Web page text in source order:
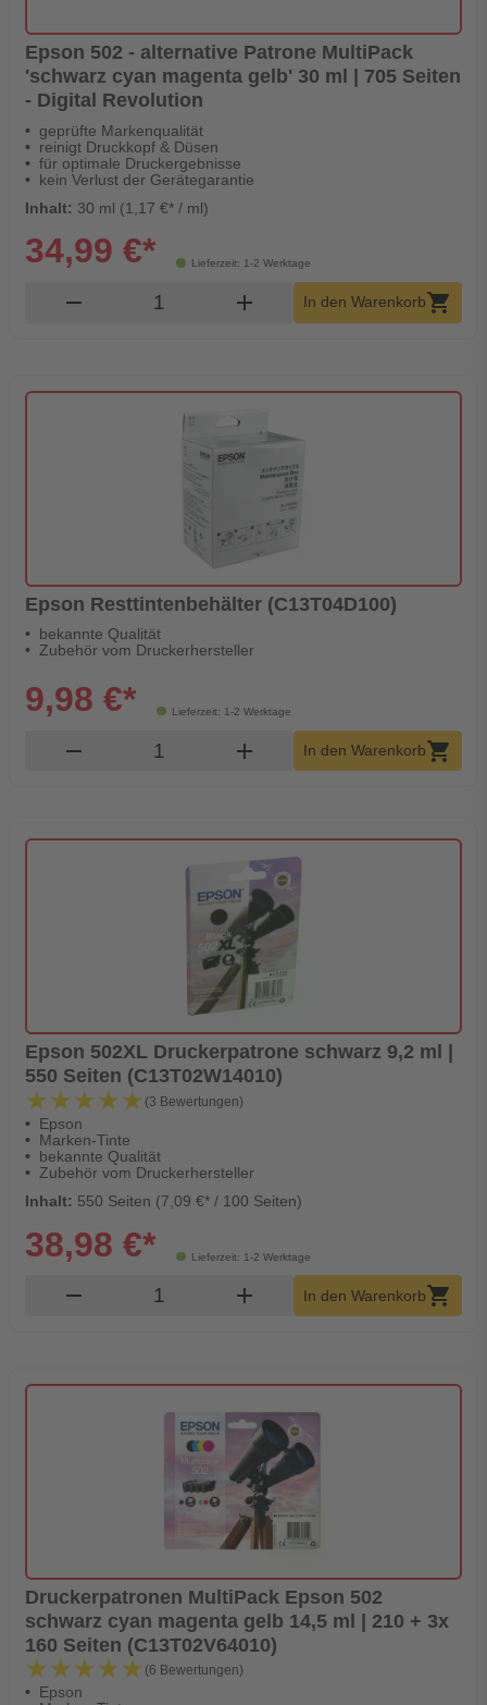
Epson 502 - alternative Patrone MultiPack
'schwarz cyan magenta gelb' 30 ml | 705 Seiten
- Digital Revolution
geprüfte Markenqualität
reinigt Druckkopf & Düsen
für optimale Druckergebnisse
kein Verlust der Gerätegarantie
Inhalt: 30 ml (1,17 €* / ml)
Lieferzeit: 1-2 Werktage
34,99 €*
remove Produkt Warenkorb Menge
add In den Warenkorbshopping_cart
Epson Resttintenbehälter (C13T04D100)
bekannte Qualität
Zubehör vom Druckerhersteller
Lieferzeit: 1-2 Werktage
9,98 €*
remove Produkt Warenkorb Menge
add In den Warenkorbshopping_cart
Epson 502XL Druckerpatrone schwarz 9,2 ml |
550 Seiten (C13T02W14010)
★★★★★
★★★★★ (3 Bewertungen)
Epson
Marken-Tinte
bekannte Qualität
Zubehör vom Druckerhersteller
Inhalt: 550 Seiten (7,09 €* / 100 Seiten)
Lieferzeit: 1-2 Werktage
38,98 €*
remove Produkt Warenkorb Menge
add In den Warenkorbshopping_cart
Druckerpatronen MultiPack Epson 502
schwarz cyan magenta gelb 14,5 ml | 210 + 3x
160 Seiten (C13T02V64010)
★★★★★
★★★★★ (6 Bewertungen)
Epson